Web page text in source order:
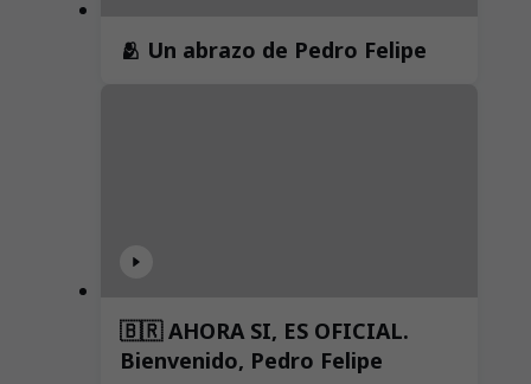
🫂 Un abrazo de Pedro Felipe
🇧🇷 AHORA SI, ES OFICIAL.
Bienvenido, Pedro Felipe